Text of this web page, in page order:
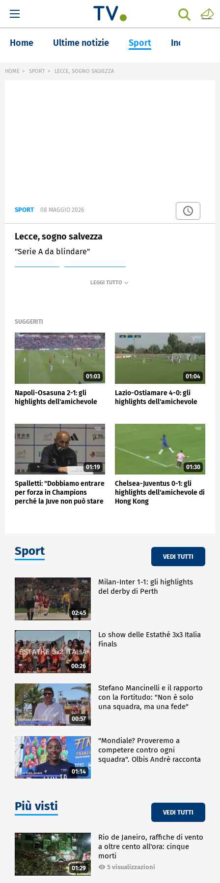
Home Ultime notizie Sport Inchieste
HOME SPORT LECCE, SOGNO SALVEZZA
SPORT 08 MAGGIO 2026
Lecce, sogno salvezza
"Serie A da blindare"
SUGGERITI
01:03
Napoli-Osasuna 2-1: gli
highlights dell'amichevole
01:04
Lazio-Ostiamare 4-0: gli
highlights dell'amichevole
01:19
Spalletti: "Dobbiamo entrare
per forza in Champions
perché la Juve non può stare
01:30
Chelsea-Juventus 0-1: gli
highlights dell'amichevole di
Hong Kong
Sport VEDI TUTTI
02:45
Milan-Inter 1-1: gli highlights
del derby di Perth
00:26
Lo show delle Estathé 3x3 Italia
Finals
00:57
Stefano Mancinelli e il rapporto
con la Fortitudo: "Non è solo
una squadra, ma una fede"
01:14
"Mondiale? Proveremo a
competere contro ogni
squadra". Olbis Andrè racconta
Più visti VEDI TUTTI
01:29
Rio de Janeiro, raffiche di vento
a oltre cento all'ora: cinque
morti
5 visualizzazioni